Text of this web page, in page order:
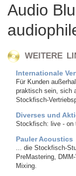
Audio
WEITERE
Internationale
Für Kunden
praktisch sein, sich
Stockfisch-
Diverses und
Stockfisch: live - on
Pauler Acoustics
... die Stockfisch-
PreMastering,
Mixing.